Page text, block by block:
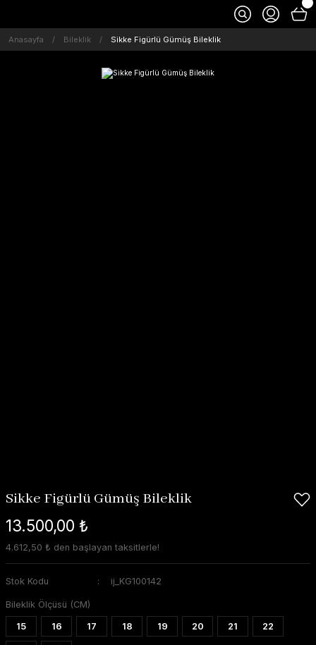
Anasayfa Bileklik Sikke Figürlü Gümüş Bileklik
Sikke Figürlü Gümüş Bileklik
13.500,00 ₺
4.612,50 ₺ den başlayan taksitlerle!
Stok Kodu ij_KG100142
Bileklik Ölçüsü (CM)
15 16 17 18 19 20 21 22